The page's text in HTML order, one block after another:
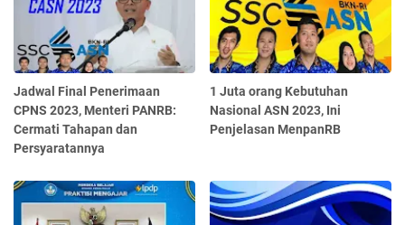
Jadwal Final Penerimaan
CPNS 2023, Menteri PANRB:
Cermati Tahapan dan
Persyaratannya
1 Juta orang Kebutuhan
Nasional ASN 2023, Ini
Penjelasan MenpanRB